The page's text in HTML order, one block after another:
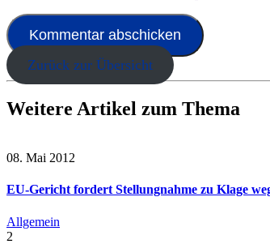
Zurück zur Übersicht
Weitere Artikel zum Thema
08. Mai 2012
EU-Gericht fordert Stellungnahme zu Klage
Allgemein
2